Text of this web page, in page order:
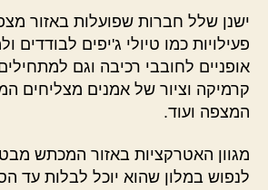
ישנן שלל חברות שפועלות באזור
פעילויות כמו טיולי ג'יפים לבודדים
אופניים לחובבי רכיבה וגם
קרמיקה וציור של אמנים מצליחים
המצפה ועוד.
מגוון האטרקציות באזור המכתש
לנפוש במלון שהוא יוכל לבלות עד